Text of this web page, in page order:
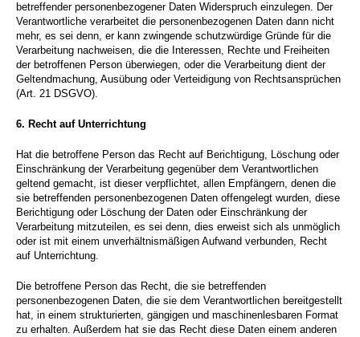
betreffender personenbezogener Daten Widerspruch einzulegen. Der
Verantwortliche verarbeitet die personenbezogenen Daten dann nicht
mehr, es sei denn, er kann zwingende schutzwürdige Gründe für die
Verarbeitung nachweisen, die die Interessen, Rechte und Freiheiten
der betroffenen Person überwiegen, oder die Verarbeitung dient der
Geltendmachung, Ausübung oder Verteidigung von Rechtsansprüchen
(Art. 21 DSGVO).
6. Recht auf Unterrichtung
Hat die betroffene Person das Recht auf Berichtigung, Löschung oder
Einschränkung der Verarbeitung gegenüber dem Verantwortlichen
geltend gemacht, ist dieser verpflichtet, allen Empfängern, denen die
sie betreffenden personenbezogenen Daten offengelegt wurden, diese
Berichtigung oder Löschung der Daten oder Einschränkung der
Verarbeitung mitzuteilen, es sei denn, dies erweist sich als unmöglich
oder ist mit einem unverhältnismäßigen Aufwand verbunden, Recht
auf Unterrichtung.
Die betroffene Person das Recht, die sie betreffenden
personenbezogenen Daten, die sie dem Verantwortlichen bereitgestellt
hat, in einem strukturierten, gängigen und maschinenlesbaren Format
zu erhalten. Außerdem hat sie das Recht diese Daten einem anderen